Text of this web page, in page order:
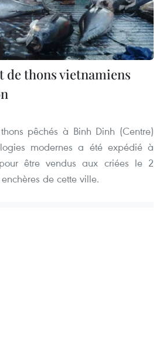
de thons vietnamiens
pêchés à Binh Dinh (Centre)
modernes a été expédié à
être vendus aux criées le 2
de cette ville.